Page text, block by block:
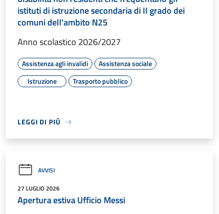
istituti di istruzione secondaria di II grado dei
comuni dell'ambito N25
Anno scolastico 2026/2027
Assistenza agli invalidi
Assistenza sociale
Istruzione
Trasporto pubblico
LEGGI DI PIÙ
AVVISI
27 LUGLIO 2026
Apertura estiva Ufficio Messi